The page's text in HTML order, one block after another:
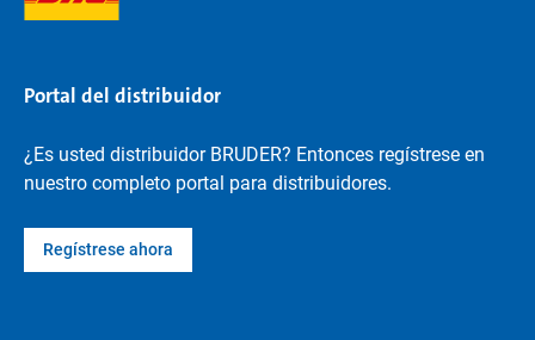
Portal del distribuidor
¿Es usted distribuidor BRUDER? Entonces regístrese en
nuestro completo portal para distribuidores.
Regístrese ahora